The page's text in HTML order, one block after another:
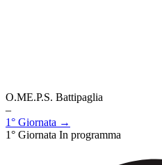
O.ME.P.S. Battipaglia
–
1° Giornata →
1° Giornata In programma